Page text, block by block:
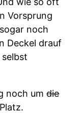
Vorsprung
noch
Deckel drauf
noch umdie